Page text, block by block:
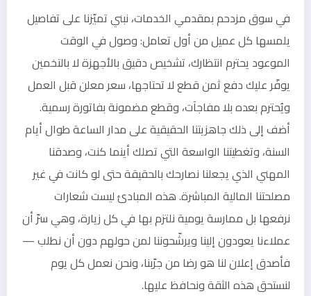
في سوق مزدحم بمقدمي الخدمات، نبني تميّزنا على تفاصيل
يلمسها كل عميل من أول تعامل: وصول في الوقت
الموعود يحترم انتظارك، تشخيص دقيق بالأجهزة لا بالتخمين
يوفّر عليك دفع ثمن قطع لا تحتاجها، سعر معلن قبل العمل
ويُحترم بعده بلا مفاجآت، وقطع مضمونة بفاتورة رسمية.
أضف إلى ذلك جاهزيتنا الحقيقية على مدار الساعة طوال أيام
السنة، وتغطيتنا الواسعة التي تصلك أينما كنت، وصدقنا
المهني الذي يجعلنا نصارحك بالحقيقة حتى لو كانت في غير
مصلحتنا المالية المباشرة. هذه المبادئ ليست شعارات
نرفعها بل ممارسة يومية نلتزم بها في كل زيارة، وهي سرّ أن
عملاءنا يعودون إلينا ويرشّحوننا لمن حولهم دون أن نطلب —
فأصدق إعلان لنا هو رضا من جرّبنا، ونحن نعمل كل يوم
لنستحق هذه الثقة ونحافظ عليها.